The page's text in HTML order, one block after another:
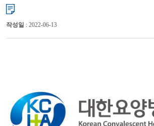
건강보험공단이 불법의료행위를 조장하고, 요양병원과 ...
작성일 : 2022-06-13